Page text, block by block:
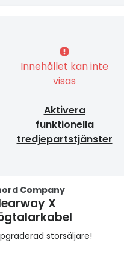
Innehållet kan inte
visas
Aktivera
funktionella
tredjepartstjänster
Company
X
storsäljare!